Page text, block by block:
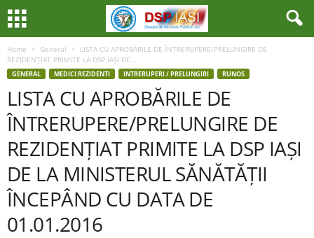
Home General
LISTA CU APROBĂRILE DE ÎNTRERUPERE/PRELUNGIRE DE
REZIDENȚIAT PRIMITE LA DSP IAȘI DE...
GENERAL MEDICI REZIDENTI INTRERUPERI / PRELUNGIRI RUNOS
LISTA CU APROBĂRILE DE
ÎNTRERUPERE/PRELUNGIRE DE
REZIDENȚIAT PRIMITE LA DSP IAȘI
DE LA MINISTERUL SĂNĂTĂȚII
ÎNCEPÂND CU DATA DE
01.01.2016